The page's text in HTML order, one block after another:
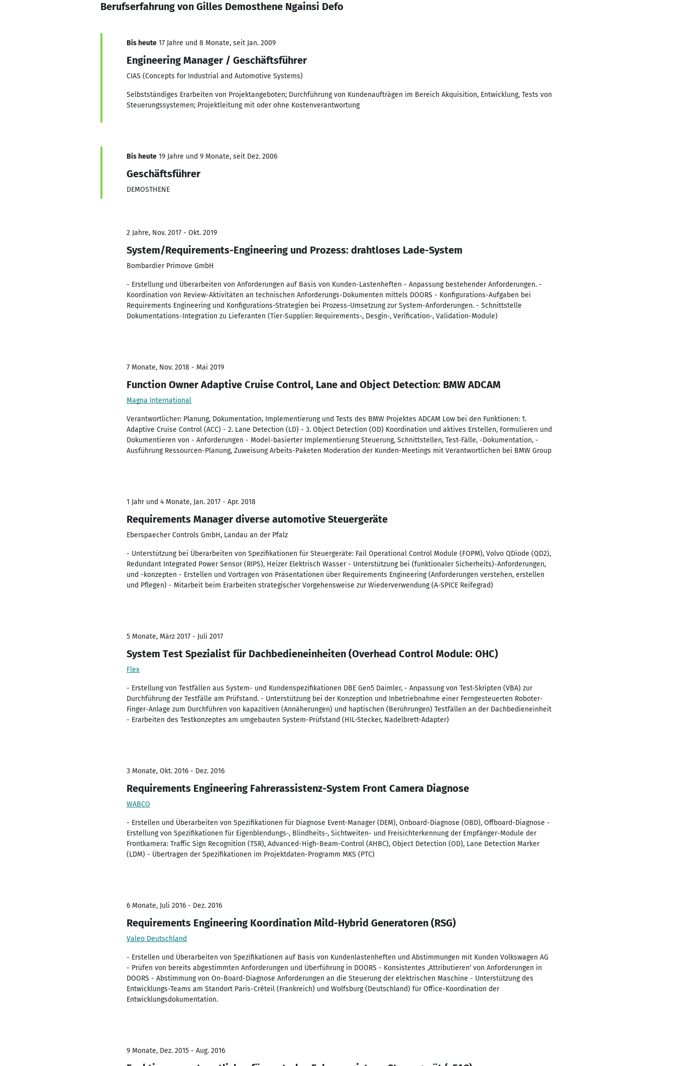
Berufserfahrung von Gilles Demosthene Ngainsi Defo
Bis heute 17 Jahre und 8 Monate, seit Jan. 2009
Engineering Manager / Geschäftsführer
CIAS (Concepts for Industrial and Automotive Systems)
Selbstständiges Erarbeiten von Projektangeboten; Durchführung von Kundenaufträgen im Bereich Akquisition, Entwicklung, Tests von
Steuerungssystemen; Projektleitung mit oder ohne Kostenverantwortung
Bis heute 19 Jahre und 9 Monate, seit Dez. 2006
Geschäftsführer
DEMOSTHENE
2 Jahre, Nov. 2017 - Okt. 2019
System/Requirements-Engineering und Prozess: drahtloses Lade-System
Bombardier Primove GmbH
- Erstellung und Überarbeiten von Anforderungen auf Basis von Kunden-Lastenheften - Anpassung bestehender Anforderungen. -
Koordination von Review-Aktivitäten an technischen Anforderungs-Dokumenten mittels DOORS - Konfigurations-Aufgaben bei
Requirements Engineering und Konfigurations-Strategien bei Prozess-Umsetzung zur System-Anforderungen. - Schnittstelle
Dokumentations-Integration zu Lieferanten (Tier-Supplier: Requirements-, Desgin-, Verification-, Validation-Module)
7 Monate, Nov. 2018 - Mai 2019
Function Owner Adaptive Cruise Control, Lane and Object Detection: BMW ADCAM
Magna International
Verantwortlicher: Planung, Dokumentation, Implementierung und Tests des BMW Projektes ADCAM Low bei den Funktionen: 1.
Adaptive Cruise Control (ACC) - 2. Lane Detection (LD) - 3. Object Detection (OD) Koordination und aktives Erstellen, Formulieren und
Dokumentieren von - Anforderungen - Model-basierter Implementierung Steuerung, Schnittstellen, Test-Fälle, -Dokumentation, -
Ausführung Ressourcen-Planung, Zuweisung Arbeits-Paketen Moderation der Kunden-Meetings mit Verantwortlichen bei BMW Group
1 Jahr und 4 Monate, Jan. 2017 - Apr. 2018
Requirements Manager diverse automotive Steuergeräte
Eberspaecher Controls GmbH, Landau an der Pfalz
- Unterstützung bei Überarbeiten von Spezifikationen für Steuergeräte: Fail Operational Control Module (FOPM), Volvo QDiode (QD2),
Redundant Integrated Power Sensor (RIPS), Heizer Elektrisch Wasser - Unterstützung bei (funktionaler Sicherheits)-Anforderungen,
und -konzepten - Erstellen und Vortragen von Präsentationen über Requirements Engineering (Anforderungen verstehen, erstellen
und Pflegen) - Mitarbeit beim Erarbeiten strategischer Vorgehensweise zur Wiederverwendung (A-SPICE Reifegrad)
5 Monate, März 2017 - Juli 2017
System Test Spezialist für Dachbedieneinheiten (Overhead Control Module: OHC)
Flex
- Erstellung von Testfällen aus System- und Kundenspezifikationen DBE Gen5 Daimler, - Anpassung von Test-Skripten (VBA) zur
Durchführung der Testfälle am Prüfstand. - Unterstützung bei der Konzeption und Inbetriebnahme einer Ferngesteuerten Roboter-
Finger-Anlage zum Durchführen von kapazitiven (Annäherungen) und haptischen (Berührungen) Testfällen an der Dachbedieneinheit
- Erarbeiten des Testkonzeptes am umgebauten System-Prüfstand (HIL-Stecker, Nadelbrett-Adapter)
3 Monate, Okt. 2016 - Dez. 2016
Requirements Engineering Fahrerassistenz-System Front Camera Diagnose
WABCO
- Erstellen und Überarbeiten von Spezifikationen für Diagnose Event-Manager (DEM), Onboard-Diagnose (OBD), Offboard-Diagnose -
Erstellung von Spezifikationen für Eigenblendungs-, Blindheits-, Sichtweiten- und Freisichterkennung der Empfänger-Module der
Frontkamera: Traffic Sign Recognition (TSR), Advanced-High-Beam-Control (AHBC), Object Detection (OD), Lane Detection Marker
(LDM) - Übertragen der Spezifikationen im Projektdaten-Programm MKS (PTC)
6 Monate, Juli 2016 - Dez. 2016
Requirements Engineering Koordination Mild-Hybrid Generatoren (RSG)
Valeo Deutschland
- Erstellen und Überarbeiten von Spezifikationen auf Basis von Kundenlastenheften und Abstimmungen mit Kunden Volkswagen AG
- Prüfen von bereits abgestimmten Anforderungen und Überführung in DOORS - Konsistentes ‚Attributieren‘ von Anforderungen in
DOORS - Abstimmung von On-Board-Diagnose Anforderungen an die Steuerung der elektrischen Maschine - Unterstützung des
Entwicklungs-Teams am Standort Paris-Créteil (Frankreich) und Wolfsburg (Deutschland) für Office-Koordination der
Entwicklungsdokumentation.
9 Monate, Dez. 2015 - Aug. 2016